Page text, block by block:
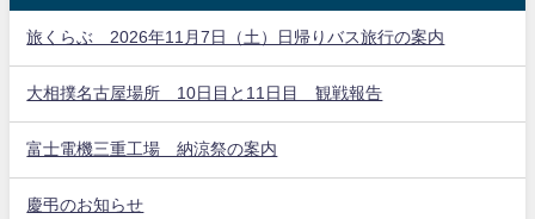
旅くらぶ 2026年11月7日（土）日帰りバス旅行の案内
大相撲名古屋場所 10日目と11日目 観戦報告
富士電機三重工場 納涼祭の案内
慶弔のお知らせ